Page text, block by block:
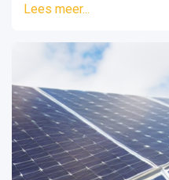
Lees meer...